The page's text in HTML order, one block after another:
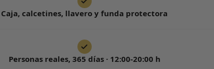
Caja, calcetines, llavero y funda protectora
Personas reales, 365 días · 12:00-20:00 h